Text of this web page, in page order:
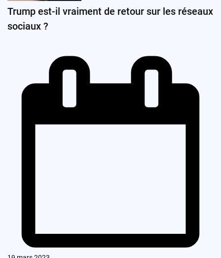
Trump est-il vraiment de retour sur les réseaux
sociaux ?